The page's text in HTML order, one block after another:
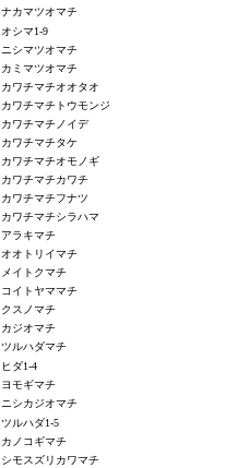
ナカマツオマチ
オシマ1-9
ニシマツオマチ
カミマツオマチ
カワチマチオオタオ
カワチマチトウモンジ
カワチマチノイデ
カワチマチタケ
カワチマチオモノギ
カワチマチカワチ
カワチマチフナツ
カワチマチシラハマ
アラキマチ
オオトリイマチ
メイトクマチ
コイトヤママチ
クスノマチ
カジオマチ
ツルハダマチ
ヒダ1-4
ヨモギマチ
ニシカジオマチ
ツルハダ1-5
カノコギマチ
シモスズリカワマチ